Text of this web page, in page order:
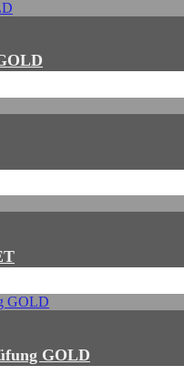
GOLD